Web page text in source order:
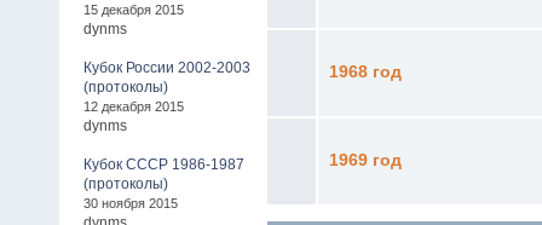
15 декабря 2015
dynms
Кубок России 2002-2003
(протоколы)
12 декабря 2015
dynms
Кубок СССР 1986-1987
(протоколы)
30 ноября 2015
1968 год
1969 год